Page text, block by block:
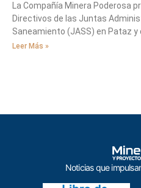
La Compañía Minera Poderosa
Directivos de las Juntas
Saneamiento (JASS) en Pataz y
Leer Más »
Noticias que